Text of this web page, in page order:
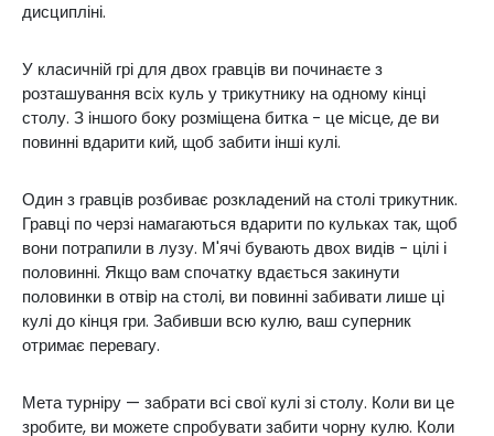
дисципліні.
У класичній грі для двох гравців ви починаєте з
розташування всіх куль у трикутнику на одному кінці
столу. З іншого боку розміщена битка - це місце, де ви
повинні вдарити кий, щоб забити інші кулі.
Один з гравців розбиває розкладений на столі трикутник.
Гравці по черзі намагаються вдарити по кульках так, щоб
вони потрапили в лузу. М'ячі бувають двох видів - цілі і
половинні. Якщо вам спочатку вдається закинути
половинки в отвір на столі, ви повинні забивати лише ці
кулі до кінця гри. Забивши всю кулю, ваш суперник
отримає перевагу.
Мета турніру — забрати всі свої кулі зі столу. Коли ви це
зробите, ви можете спробувати забити чорну кулю. Коли